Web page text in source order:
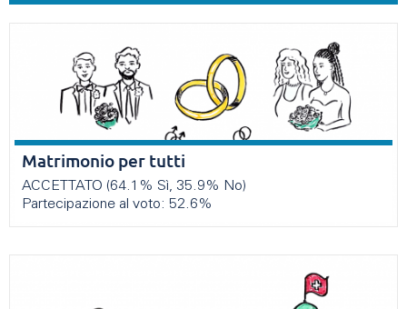
Matrimonio per tutti
ACCETTATO (64.1% Sì, 35.9% No)
Partecipazione al voto: 52.6%